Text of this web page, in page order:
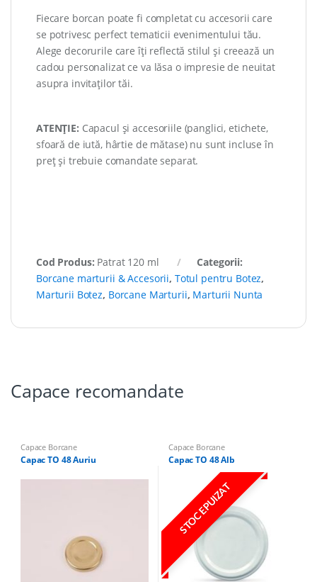
Fiecare borcan poate fi completat cu accesorii care
se potrivesc perfect tematicii evenimentului tău.
Alege decorurile care îți reflectă stilul și creează un
cadou personalizat ce va lăsa o impresie de neuitat
asupra invitaților tăi.
ATENȚIE: Capacul și accesoriile (panglici, etichete,
sfoară de iută, hârtie de mătase) nu sunt incluse în
preț și trebuie comandate separat.
Cod Produs: Patrat 120 ml
Categorii:
Borcane marturii & Accesorii, Totul pentru Botez,
Marturii Botez, Borcane Marturii, Marturii Nunta
Capace recomandate
Capace Borcane
Capac TO 48 Auriu
Capace Borcane
Capac TO 48 Alb
STOC EPUIZAT